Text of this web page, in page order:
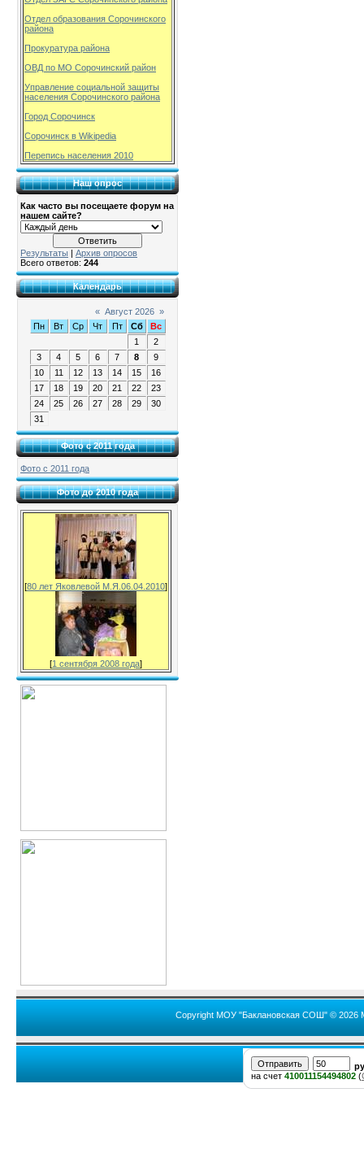
Отдел образования Сорочинского
района
Прокуратура района
ОВД по МО Сорочинский район
Управление социальной защиты
населения Сорочинского района
Город Сорочинск
Сорочинск в Wikipedia
Перепись населения 2010
Наш опрос
Как часто вы посещаете форум на
нашем сайте?
Результаты
Архив опросов
Всего ответов: 244
Календарь
« Август 2026 »
Пн
Вт Ср Чт Пт Сб
Вс
1
2
3
4 5 6 7 8
9
10
11 12 13 14 15
16
17
18 19 20 21 22
23
24
25 26 27 28 29
30
31
Фото с 2011 года
Фото с 2011 года
Фото до 2010 года
[80 лет Яковлевой М.Я.06.04.2010]
[1 сентября 2008 года]
Copyright МОУ "Баклановская СОШ" © 2026
на счет 410011154494802 (